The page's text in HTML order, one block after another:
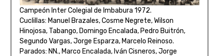
Campeón Inter Colegial de Imbabura 1972.
Cuclillas: Manuel Brazales, Cosme Negrete, Wilson
Hinojosa, Tabango, Domingo Encalada, Pedro Buitrón,
Segundo Vargas, Jorge Esparza, Marcelo Reinoso.
Parados: NN., Marco Encalada, Iván Cisneros, Jorge